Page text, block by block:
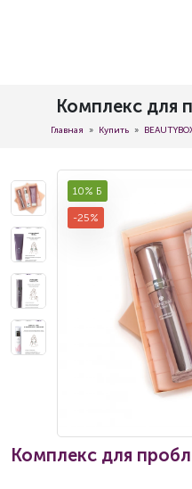
Комплекс для
Главная Купить
10% Б
-25%
Комплекс для